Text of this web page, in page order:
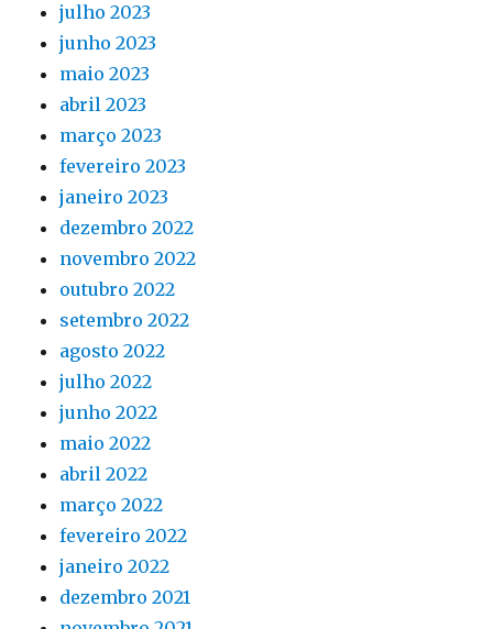
julho 2023
junho 2023
maio 2023
abril 2023
março 2023
fevereiro 2023
janeiro 2023
dezembro 2022
novembro 2022
outubro 2022
setembro 2022
agosto 2022
julho 2022
junho 2022
maio 2022
abril 2022
março 2022
fevereiro 2022
janeiro 2022
dezembro 2021